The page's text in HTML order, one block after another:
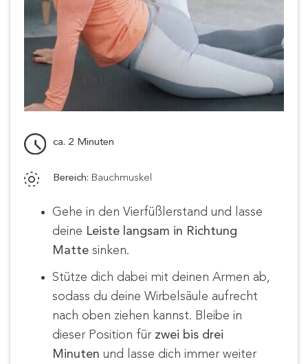
ca. 2 Minuten
Bereich: Bauchmuskel
Gehe in den Vierfüßlerstand und lasse
deine Leiste langsam in Richtung
Matte sinken.
Stütze dich dabei mit deinen Armen ab,
sodass du deine Wirbelsäule aufrecht
nach oben ziehen kannst. Bleibe in
dieser Position für zwei bis drei
Minuten und lasse dich immer weiter